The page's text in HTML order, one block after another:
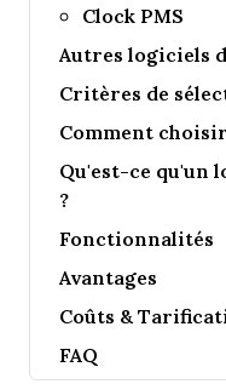
Clock PMS
Autres logiciels
Critères de
Comment choisir
Qu'est-ce qu'un
?
Fonctionnalités
Avantages
Coûts &
FAQ